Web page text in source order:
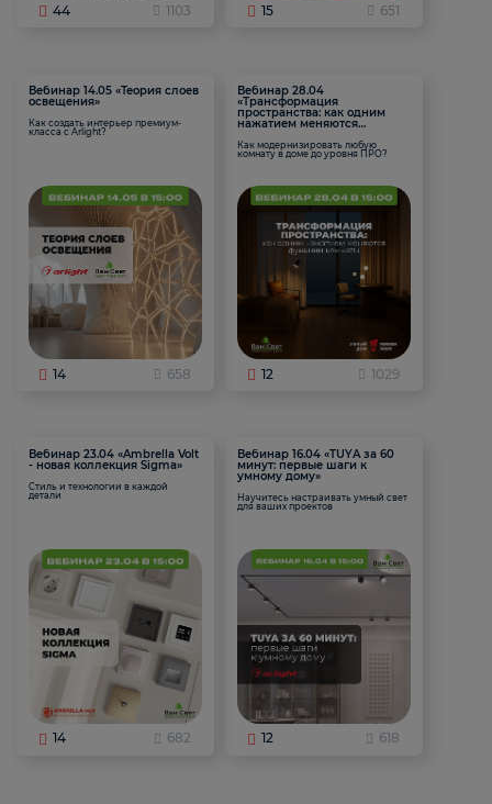
44 1103 15 651
Вебинар 14.05 «Теория слоев
освещения»
Как создать интерьер премиум-
класса с Arlight?
14 658
Вебинар 28.04
«Трансформация
пространства: как одним
нажатием меняются
Как модернизировать любую
комнату в доме до уровня ПРО?
12 1029
Вебинар 23.04 «Ambrella Volt
- новая коллекция Sigma»
Стиль и технологии в каждой
детали
14 682
Вебинар 16.04 «TUYA за 60
минут: первые шаги к
умному дому»
Научитесь настраивать умный свет
для ваших проектов
12 618